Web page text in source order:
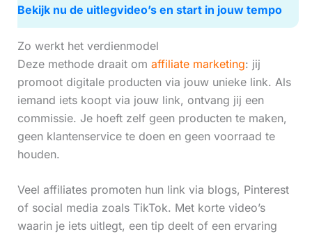
Bekijk nu de uitlegvideo’s en start in jouw tempo
Zo werkt het verdienmodel
Deze methode draait om affiliate marketing: jij
promoot digitale producten via jouw unieke link. Als
iemand iets koopt via jouw link, ontvang jij een
commissie. Je hoeft zelf geen producten te maken,
geen klantenservice te doen en geen voorraad te
houden.
Veel affiliates promoten hun link via blogs, Pinterest
of social media zoals TikTok. Met korte video’s
waarin je iets uitlegt, een tip deelt of een ervaring